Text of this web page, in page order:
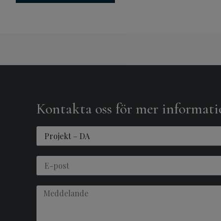
Kontakta oss för mer